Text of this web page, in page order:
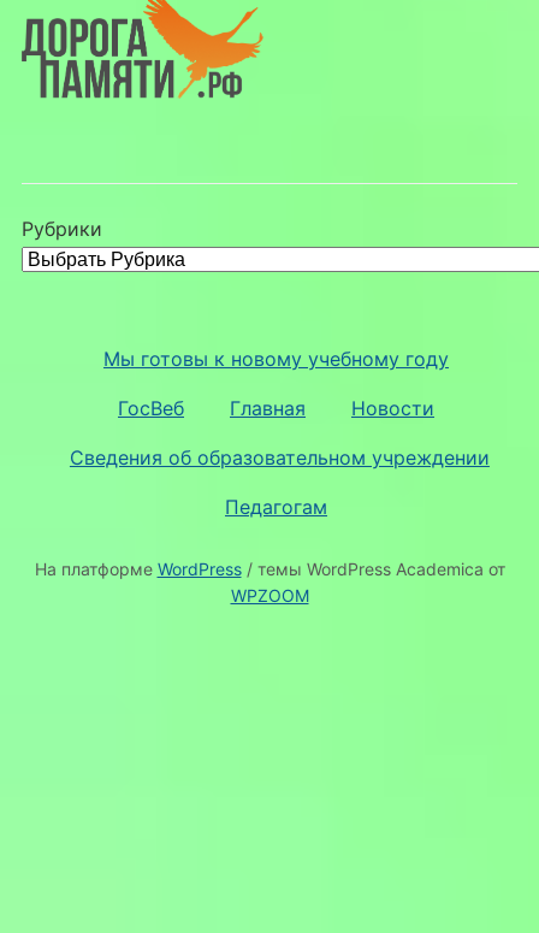
Рубрики
Мы готовы к новому учебному году
ГосВеб Главная Новости
Сведения об образовательном учреждении
Педагогам
На платформе WordPress/ темы WordPress Academica от
WPZOOM